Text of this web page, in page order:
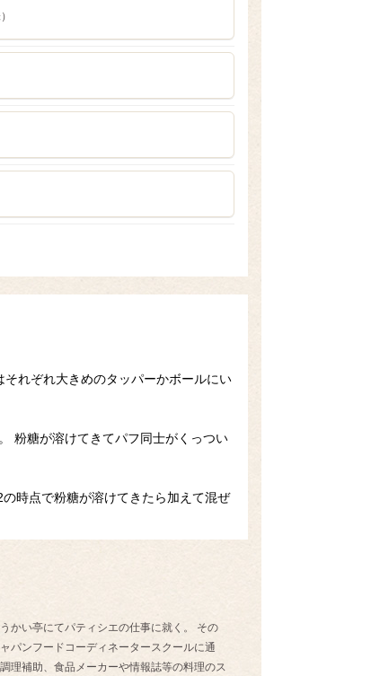
れぞれ大きめのタッパーかボールにい
粉糖が溶けてきてパフ同士がくっつい
時点で粉糖が溶けてきたら加えて混ぜ
かい亭にてパティシエの仕事に就く。 その
パンフードコーディネータースクールに通
理補助、食品メーカーや情報誌等の料理のス